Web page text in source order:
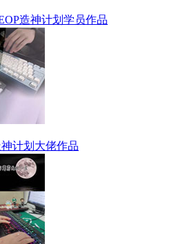
造神计划学员作品
计划大佬作品